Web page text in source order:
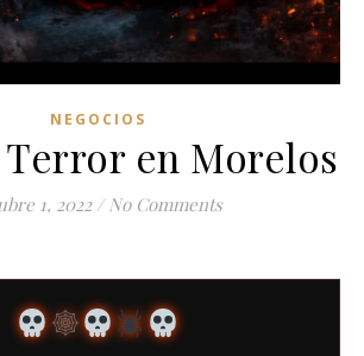
NEGOCIOS
Terror en Morelos
1, 2022 / No Comments